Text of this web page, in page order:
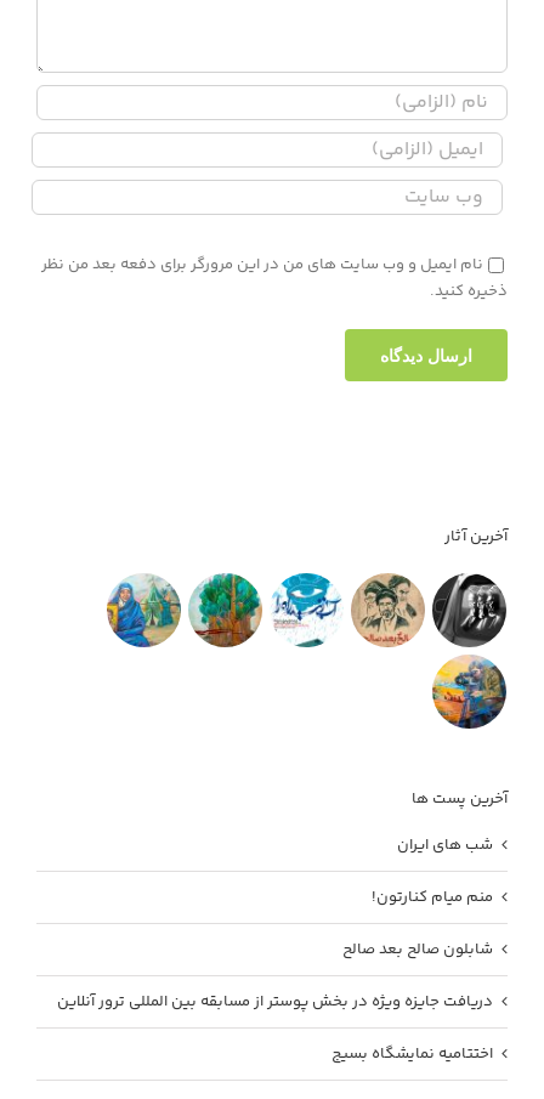
نام ایمیل و وب سایت های من در این مرورگر برای دفعه بعد من نظر
ذخیره کنید.
آخرین آثار
آخرین پست ها
شب های ایران
منم میام کنارتون!
شابلون صالح بعد صالح
دریافت جایزه ویژه در بخش پوستر از مسابقه بین المللی ترور آنلاین
اختتامیه نمایشگاه بسیج